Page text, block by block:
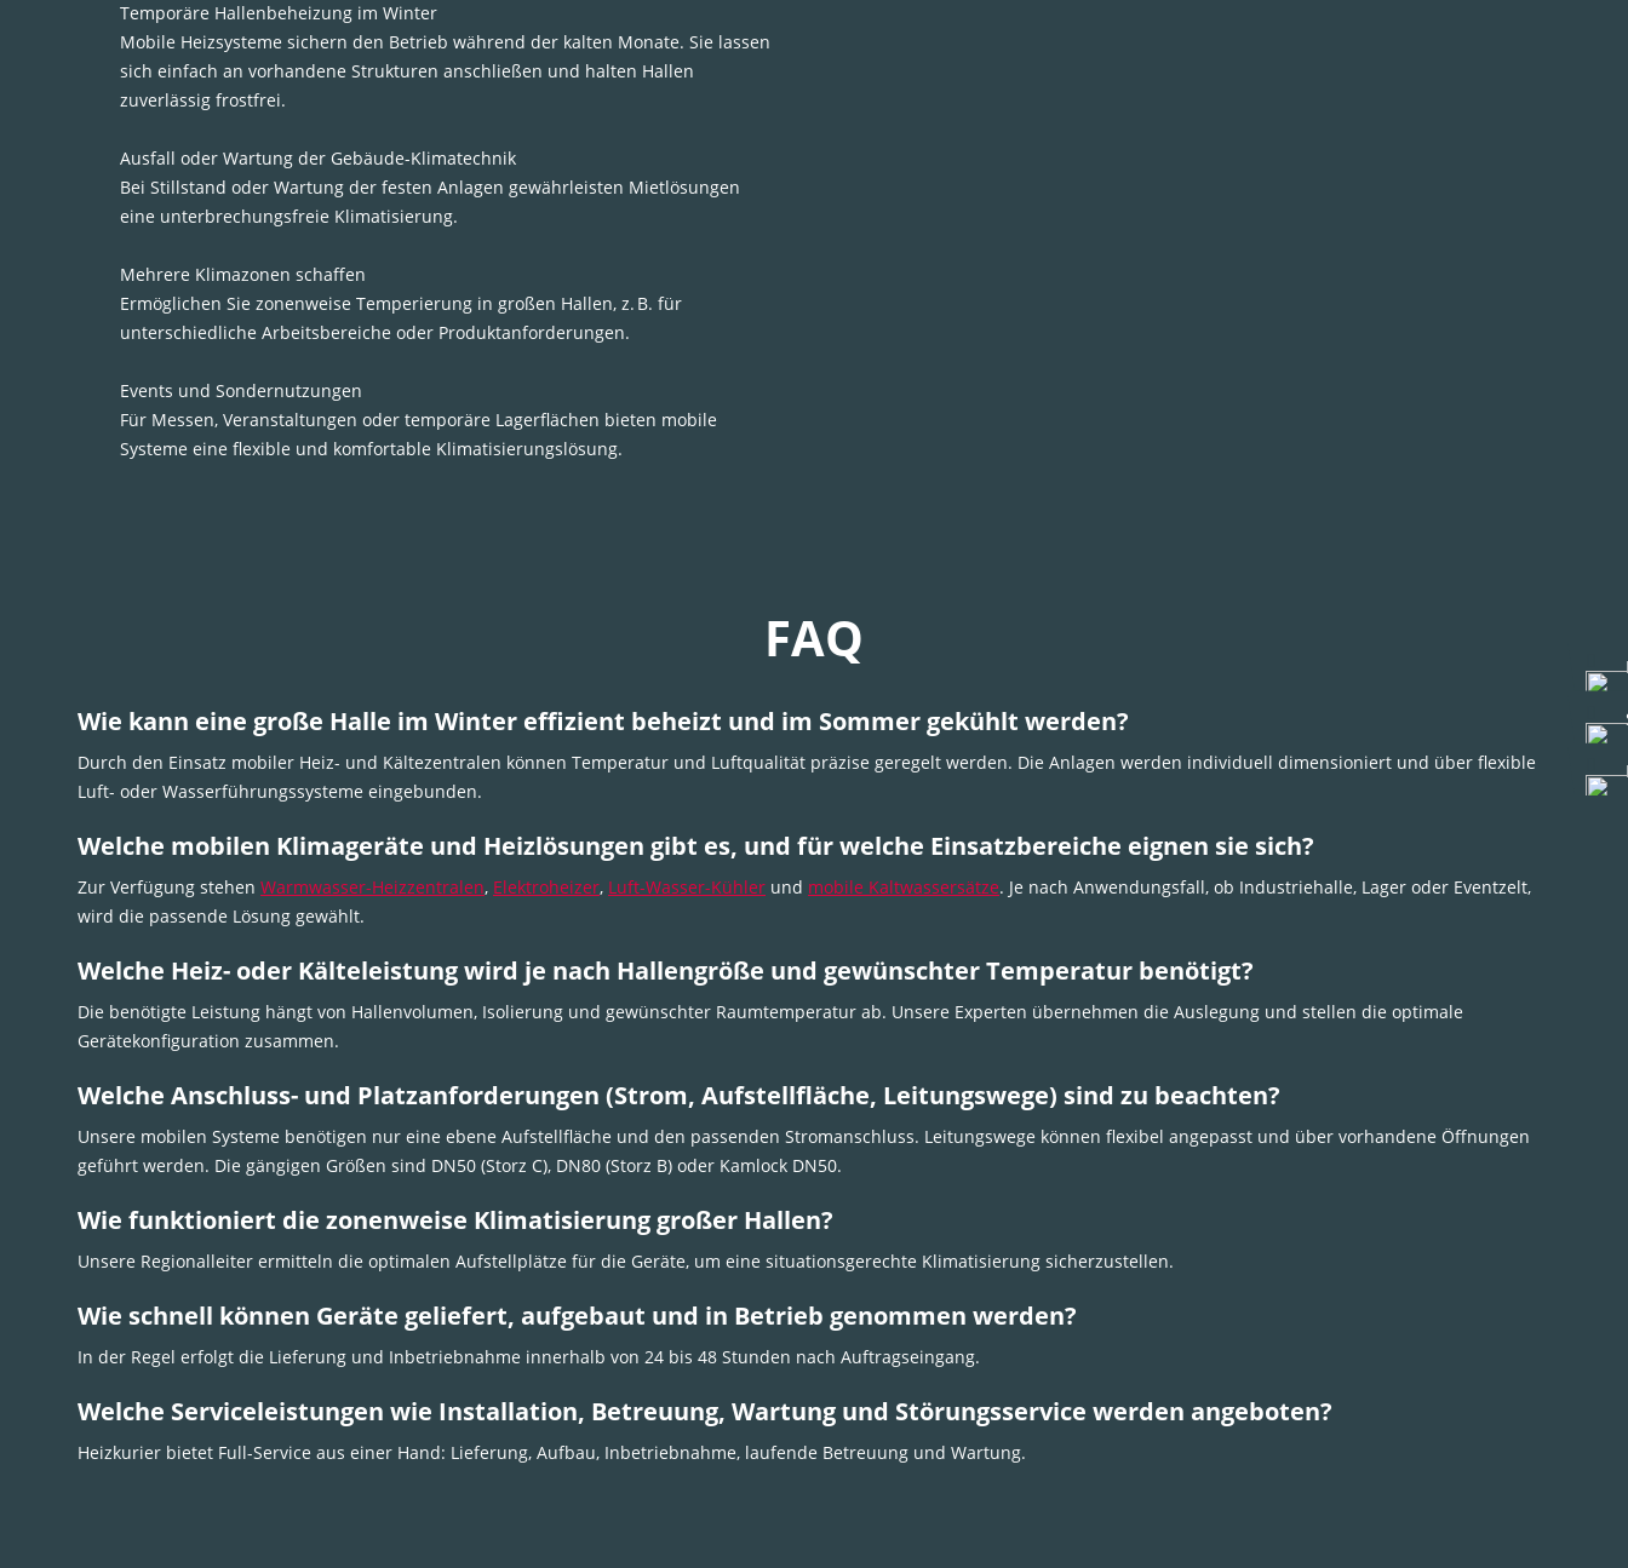
Temporäre Hallenbeheizung im Winter
Mobile Heizsysteme sichern den Betrieb während der kalten Monate. Sie lassen
sich einfach an vorhandene Strukturen anschließen und halten Hallen
zuverlässig frostfrei.
Ausfall oder Wartung der Gebäude-Klimatechnik
Bei Stillstand oder Wartung der festen Anlagen gewährleisten Mietlösungen
eine unterbrechungsfreie Klimatisierung.
Mehrere Klimazonen schaffen
Ermöglichen Sie zonenweise Temperierung in großen Hallen, z. B. für
unterschiedliche Arbeitsbereiche oder Produktanforderungen.
Events und Sondernutzungen
Für Messen, Veranstaltungen oder temporäre Lagerflächen bieten mobile
Systeme eine flexible und komfortable Klimatisierungslösung.
FAQ
Wie kann eine große Halle im Winter effizient beheizt und im Sommer gekühlt werden?
Durch den Einsatz mobiler Heiz- und Kältezentralen können Temperatur und Luftqualität präzise geregelt werden. Die Anlagen werden individuell dimensioniert und über flexible
Luft- oder Wasserführungssysteme eingebunden.
Welche mobilen Klimageräte und Heizlösungen gibt es, und für welche Einsatzbereiche eignen sie sich?
Zur Verfügung stehenWarmwasser-Heizzentralen, Elektroheizer, Luft-Wasser-Kühler und mobile Kaltwassersätze. Je nach Anwendungsfall, ob Industriehalle, Lager oder Eventzelt,
wird die passende Lösung gewählt.
Welche Heiz- oder Kälteleistung wird je nach Hallengröße und gewünschter Temperatur benötigt?
Die benötigte Leistung hängt von Hallenvolumen, Isolierung und gewünschter Raumtemperatur ab. Unsere Experten übernehmen die Auslegung und stellen die optimale
Gerätekonfiguration zusammen.
Welche Anschluss- und Platzanforderungen (Strom, Aufstellfläche, Leitungswege) sind zu beachten?
Unsere mobilen Systeme benötigen nur eine ebene Aufstellfläche und den passenden Stromanschluss. Leitungswege können flexibel angepasst und über vorhandene Öffnungen
geführt werden. Die gängigen Größen sind DN50 (Storz C), DN80 (Storz B) oder Kamlock DN50.
Wie funktioniert die zonenweise Klimatisierung großer Hallen?
Unsere Regionalleiter ermitteln die optimalen Aufstellplätze für die Geräte, um eine situationsgerechte Klimatisierung sicherzustellen.
Wie schnell können Geräte geliefert, aufgebaut und in Betrieb genommen werden?
In der Regel erfolgt die Lieferung und Inbetriebnahme innerhalb von 24 bis 48 Stunden nach Auftragseingang.
Welche Serviceleistungen wie Installation, Betreuung, Wartung und Störungsservice werden angeboten?
Heizkurier bietet Full-Service aus einer Hand: Lieferung, Aufbau, Inbetriebnahme, laufende Betreuung und Wartung.